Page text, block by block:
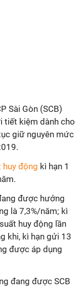
Sài Gòn (SCB)
tiết kiệm dành cho
giữ nguyên mức
huy động kì hạn 1
được hưởng
là 7,3%/năm; kì
huy động lần
khi, kì hạn gửi 13
được áp dụng
đang được SCB